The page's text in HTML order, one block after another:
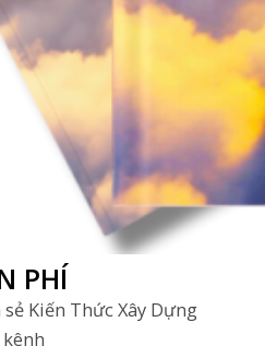
PHÍ
Kiến Thức Xây Dựng